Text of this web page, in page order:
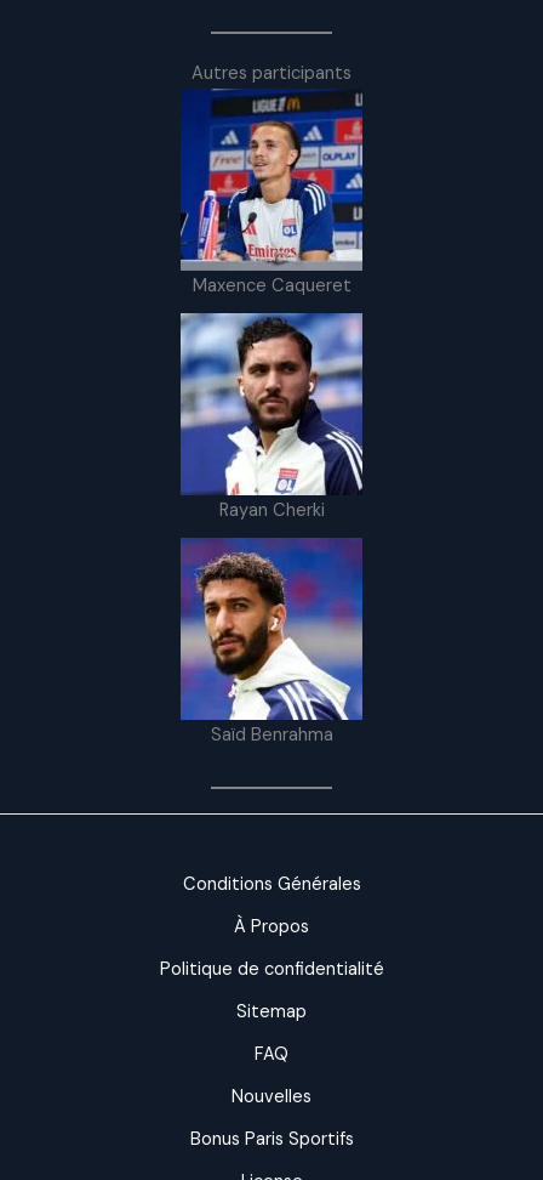
Autres participants
Maxence Caqueret
Rayan Cherki
Saïd Benrahma
Conditions Générales
À Propos
Politique de confidentialité
Sitemap
FAQ
Nouvelles
Bonus Paris Sportifs